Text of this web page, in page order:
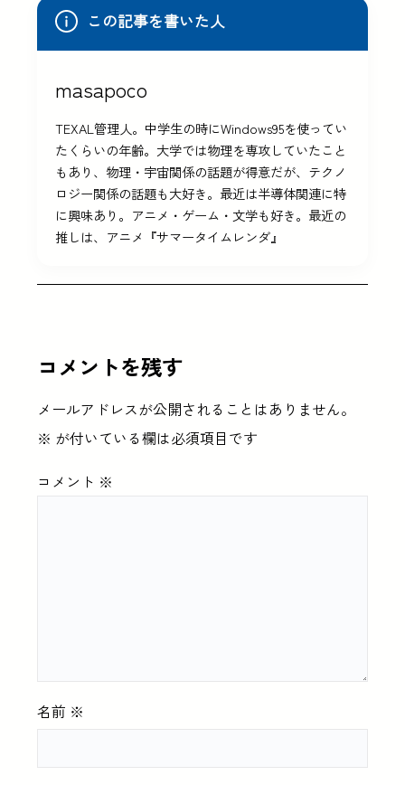
この記事を書いた人
masapoco
TEXAL管理人。中学生の時にWindows95を使ってい
たくらいの年齢。大学では物理を専攻していたこと
もあり、物理・宇宙関係の話題が得意だが、テクノ
ロジー関係の話題も大好き。最近は半導体関連に特
に興味あり。アニメ・ゲーム・文学も好き。最近の
推しは、アニメ『サマータイムレンダ』
コメントを残す
メールアドレスが公開されることはありません。
※ が付いている欄は必須項目です
コメント ※
名前 ※